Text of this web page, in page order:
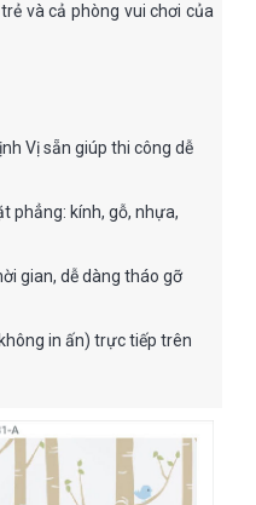
và cả phòng vui chơi của
Vị sẵn giúp thi công dễ
phẳng: kính, gỗ, nhựa,
gian, dễ dàng tháo gỡ
in ấn) trực tiếp trên